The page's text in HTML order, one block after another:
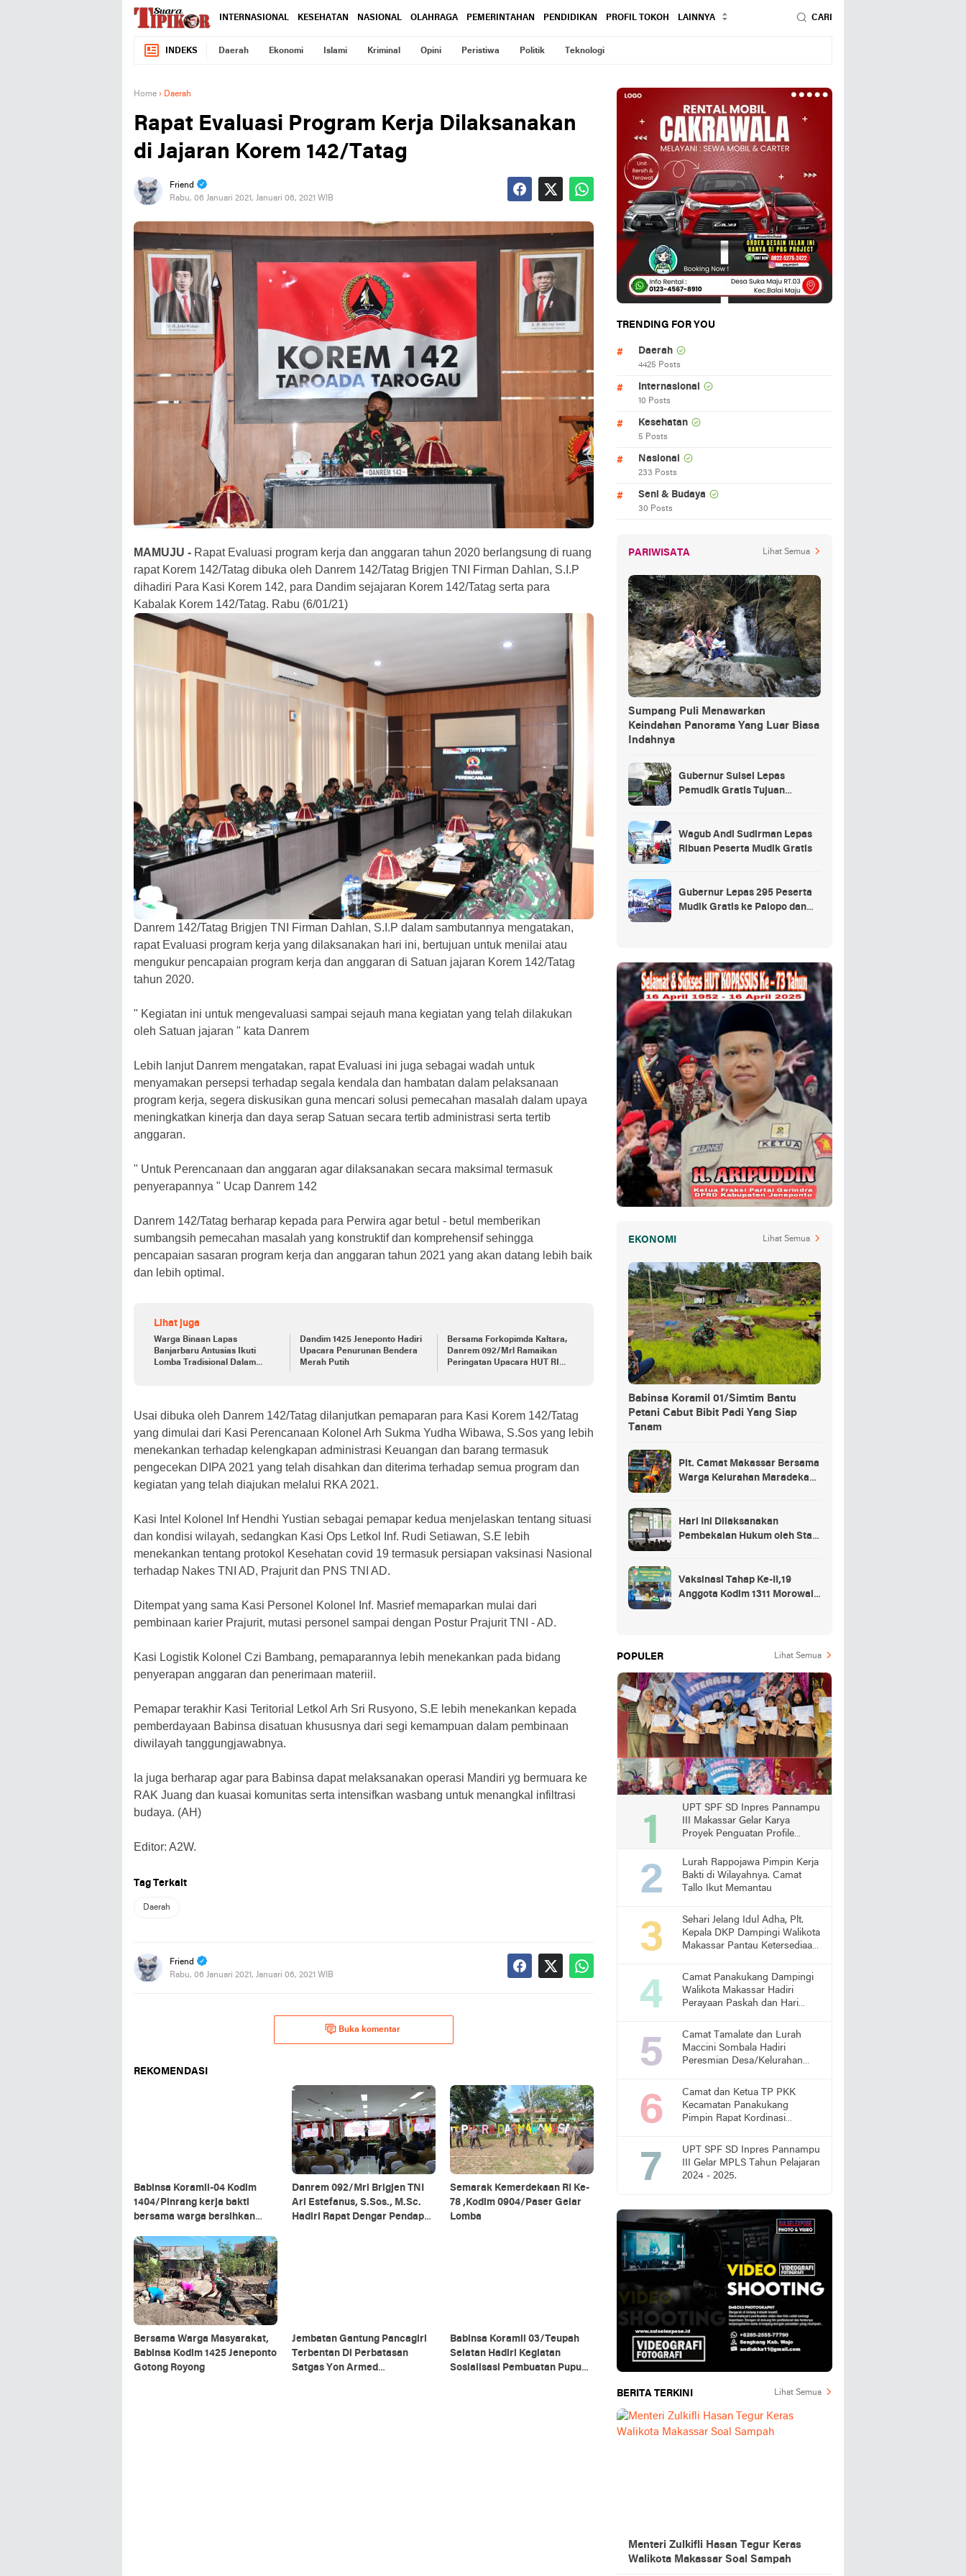
INTERNASIONAL KESEHATAN NASIONAL OLAHRAGA PEMERINTAHAN PENDIDIKAN PROFIL TOKOH LAINNYA CARI
INDEKS Daerah Ekonomi Islami Kriminal Opini Peristiwa Politik Teknologi
Home › Daerah
Rapat Evaluasi Program Kerja Dilaksanakan
di Jajaran Korem 142/Tatag
Friend
Rabu, 06 Januari 2021, Januari 06, 2021 WIB
MAMUJU - Rapat Evaluasi program kerja dan anggaran tahun 2020 berlangsung di ruang
rapat Korem 142/Tatag dibuka oleh Danrem 142/Tatag Brigjen TNI Firman Dahlan, S.I.P
dihadiri Para Kasi Korem 142, para Dandim sejajaran Korem 142/Tatag serta para
Kabalak Korem 142/Tatag. Rabu (6/01/21)
Danrem 142/Tatag Brigjen TNI Firman Dahlan, S.I.P dalam sambutannya mengatakan,
rapat Evaluasi program kerja yang dilaksanakan hari ini, bertujuan untuk menilai atau
mengukur pencapaian program kerja dan anggaran di Satuan jajaran Korem 142/Tatag
tahun 2020.
" Kegiatan ini untuk mengevaluasi sampai sejauh mana kegiatan yang telah dilakukan
oleh Satuan jajaran " kata Danrem
Lebih lanjut Danrem mengatakan, rapat Evaluasi ini juga sebagai wadah untuk
menyamakan persepsi terhadap segala kendala dan hambatan dalam pelaksanaan
program kerja, segera diskusikan guna mencari solusi pemecahan masalah dalam upaya
meningkatkan kinerja dan daya serap Satuan secara tertib administrasi serta tertib
anggaran.
" Untuk Perencanaan dan anggaran agar dilaksanakan secara maksimal termasuk
penyerapannya " Ucap Danrem 142
Danrem 142/Tatag berharap kepada para Perwira agar betul - betul memberikan
sumbangsih pemecahan masalah yang konstruktif dan komprehensif sehingga
pencapaian sasaran program kerja dan anggaran tahun 2021 yang akan datang lebih baik
dan lebih optimal.
Lihat juga
Warga Binaan Lapas
Banjarbaru Antusias Ikuti
Lomba Tradisional Dalam
Dandim 1425 Jeneponto Hadiri
Upacara Penurunan Bendera
Merah Putih
Bersama Forkopimda Kaltara,
Danrem 092/Mrl Ramaikan
Peringatan Upacara HUT RI
Usai dibuka oleh Danrem 142/Tatag dilanjutkan pemaparan para Kasi Korem 142/Tatag
yang dimulai dari Kasi Perencanaan Kolonel Arh Sukma Yudha Wibawa, S.Sos yang lebih
menekankan terhadap kelengkapan administrasi Keuangan dan barang termasuk
pengecekan DIPA 2021 yang telah disahkan dan diterima terhadap semua program dan
kegiatan yang telah diajukan melalui RKA 2021.
Kasi Intel Kolonel Inf Hendhi Yustian sebagai pemapar kedua menjelaskan tentang situasi
dan kondisi wilayah, sedangkan Kasi Ops Letkol Inf. Rudi Setiawan, S.E lebih
menekankan tentang protokol Kesehatan covid 19 termasuk persiapan vaksinasi Nasional
terhadap Nakes TNI AD, Prajurit dan PNS TNI AD.
Ditempat yang sama Kasi Personel Kolonel Inf. Masrief memaparkan mulai dari
pembinaan karier Prajurit, mutasi personel sampai dengan Postur Prajurit TNI - AD.
Kasi Logistik Kolonel Czi Bambang, pemaparannya lebih menekankan pada bidang
penyerapan anggaran dan penerimaan materiil.
Pemapar terakhir Kasi Teritorial Letkol Arh Sri Rusyono, S.E lebih menekankan kepada
pemberdayaan Babinsa disatuan khususnya dari segi kemampuan dalam pembinaan
diwilayah tanggungjawabnya.
Ia juga berharap agar para Babinsa dapat melaksanakan operasi Mandiri yg bermuara ke
RAK Juang dan kuasai komunitas serta intensifkan wasbang untuk menangkal infiltrasi
budaya. (AH)
Editor: A2W.
Tag Terkait
Daerah
Friend
Rabu, 06 Januari 2021, Januari 06, 2021 WIB
Buka komentar
REKOMENDASI
Babinsa Koramil-04 Kodim
1404/Pinrang kerja bakti
bersama warga bersihkan
Danrem 092/Mrl Brigjen TNI
Ari Estefanus, S.Sos., M.Sc.
Hadiri Rapat Dengar Pendapat
Semarak Kemerdekaan RI Ke-
78 ,Kodim 0904/Paser Gelar
Lomba
Bersama Warga Masyarakat,
Babinsa Kodim 1425 Jeneponto
Gotong Royong
Jembatan Gantung Pancagiri
Terbentan Di Perbatasan
Satgas Yon Armed
Babinsa Koramil 03/Teupah
Selatan Hadiri Kegiatan
Sosialisasi Pembuatan Pupuk
TRENDING FOR YOU
Daerah
4425 Posts
Internasional
10 Posts
Kesehatan
5 Posts
Nasional
233 Posts
Seni & Budaya
30 Posts
PARIWISATA Lihat Semua
Sumpang Puli Menawarkan
Keindahan Panorama Yang Luar Biasa
Indahnya
Gubernur Sulsel Lepas
Pemudik Gratis Tujuan
Wagub Andi Sudirman Lepas
Ribuan Peserta Mudik Gratis
Gubernur Lepas 295 Peserta
Mudik Gratis ke Palopo dan
EKONOMI Lihat Semua
Babinsa Koramil 01/Simtim Bantu
Petani Cabut Bibit Padi Yang Siap
Tanam
Plt. Camat Makassar Bersama
Warga Kelurahan Maradekaya
Hari Ini Dilaksanakan
Pembekalan Hukum oleh Staf
Kostrad
Vaksinasi Tahap Ke-II,19
Anggota Kodim 1311 Morowali
POPULER Lihat Semua
UPT SPF SD Inpres Pannampu
III Makassar Gelar Karya
Proyek Penguatan Profile
Lurah Rappojawa Pimpin Kerja
Bakti di Wilayahnya. Camat
Tallo Ikut Memantau
Sehari Jelang Idul Adha, Plt.
Kepala DKP Dampingi Walikota
Makassar Pantau Ketersediaan
Camat Panakukang Dampingi
Walikota Makassar Hadiri
Perayaan Paskah dan Hari
Camat Tamalate dan Lurah
Maccini Sombala Hadiri
Peresmian Desa/Kelurahan
Camat dan Ketua TP PKK
Kecamatan Panakukang
Pimpin Rapat Kordinasi
Stunting
UPT SPF SD Inpres Pannampu
III Gelar MPLS Tahun Pelajaran
2024 - 2025.
BERITA TERKINI Lihat Semua
Menteri Zulkifli Hasan Tegur Keras
Walikota Makassar Soal Sampah